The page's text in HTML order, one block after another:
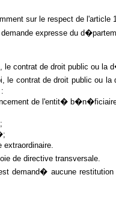
sur le respect de
expresse du
le contrat de droit public
le contrat de droit public ou
de l'entit�
de directive transversale.
demand� aucune